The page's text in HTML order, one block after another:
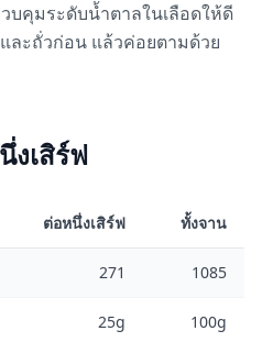
บคุมระดับน้ำตาลในเลือดให้ดี
ละถั่วก่อน แล้วค่อยตามด้วย
งเสิร์ฟ
ต่อหนึ่งเสิร์ฟ ทั้งจาน
271 1085
25g 100g